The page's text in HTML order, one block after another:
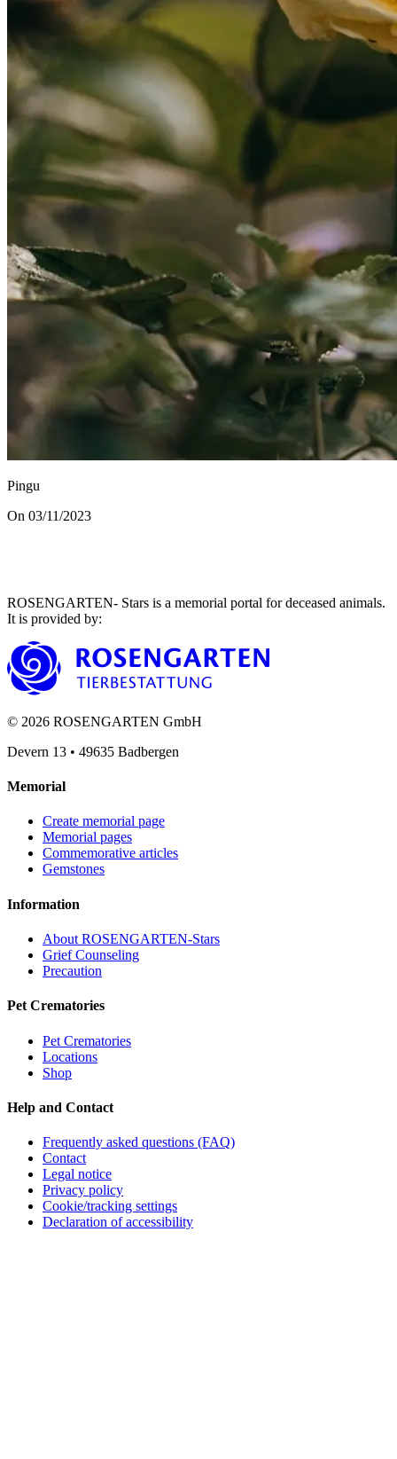
Pingu
On 03/11/2023
ROSENGARTEN- Stars is a memorial portal for deceased animals.
It is provided by:
© 2026 ROSENGARTEN GmbH
Devern 13 • 49635 Badbergen
Memorial
Create memorial page
Memorial pages
Commemorative articles
Gemstones
Information
About ROSENGARTEN-Stars
Grief Counseling
Precaution
Pet Crematories
Pet Crematories
Locations
Shop
Help and Contact
Frequently asked questions (FAQ)
Contact
Legal notice
Privacy policy
Cookie/tracking settings
Declaration of accessibility